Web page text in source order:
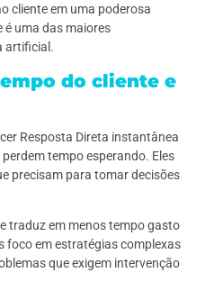
cliente em uma poderosa
é uma das maiores
artificial.
do cliente e
Resposta Direta instantânea
tempo esperando. Eles
precisam para tomar decisões
traduz em menos tempo gasto
foco em estratégias complexas
que exigem intervenção